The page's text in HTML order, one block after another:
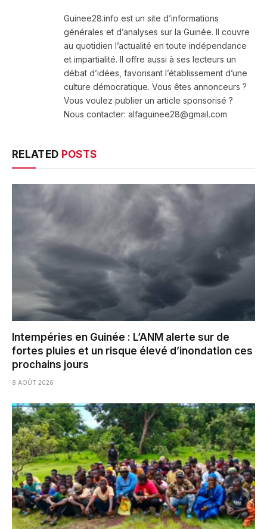
Guinee28.info est un site d’informations
générales et d’analyses sur la Guinée. Il couvre
au quotidien l’actualité en toute indépendance
et impartialité. Il offre aussi à ses lecteurs un
débat d’idées, favorisant l’établissement d’une
culture démocratique. Vous êtes annonceurs ?
Vous voulez publier un article sponsorisé ?
Nous contacter: alfaguinee28@gmail.com
RELATED POSTS
Intempéries en Guinée : L’ANM alerte sur de
fortes pluies et un risque élevé d’inondation ces
prochains jours
8 AOÛT 2026